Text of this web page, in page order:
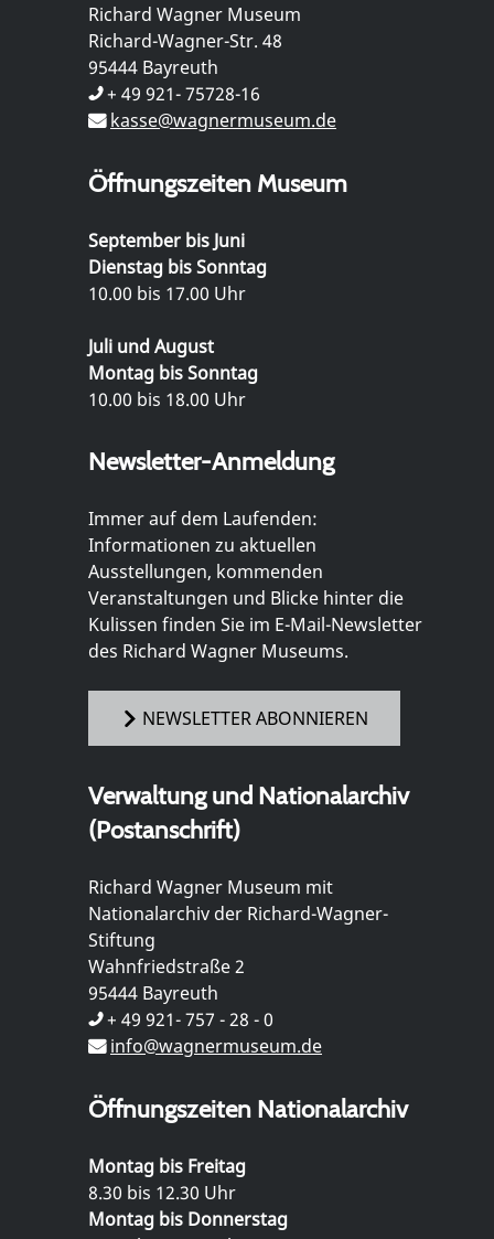
Richard Wagner Museum
Richard-Wagner-Str. 48
95444 Bayreuth
+ 49 921- 75728-16
kasse@wagnermuseum.de
Öffnungszeiten Museum
September bis Juni
Dienstag bis Sonntag
10.00 bis 17.00 Uhr
Juli und August
Montag bis Sonntag
10.00 bis 18.00 Uhr
Newsletter-Anmeldung
Immer auf dem Laufenden:
Informationen zu aktuellen
Ausstellungen, kommenden
Veranstaltungen und Blicke hinter die
Kulissen finden Sie im E-Mail-Newsletter
des Richard Wagner Museums.
NEWSLETTER ABONNIEREN
Verwaltung und Nationalarchiv
(Postanschrift)
Richard Wagner Museum mit
Nationalarchiv der Richard-Wagner-
Stiftung
Wahnfriedstraße 2
95444 Bayreuth
+ 49 921- 757 - 28 - 0
info@wagnermuseum.de
Öffnungszeiten Nationalarchiv
Montag bis Freitag
8.30 bis 12.30 Uhr
Montag bis Donnerstag